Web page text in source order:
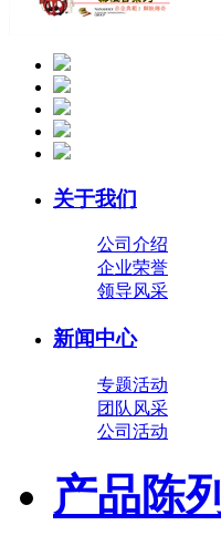
关于我们
公司介绍
企业荣誉
领导风采
新闻中心
专题活动
团队风采
公司活动
产品陈列